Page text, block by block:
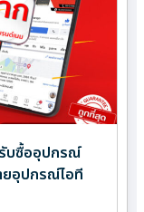
บซื้ออุปกรณ์
ยอุปกรณ์ไอที